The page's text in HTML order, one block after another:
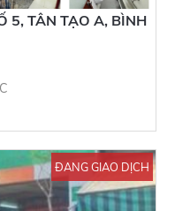
5, TÂN TẠO A, BÌNH
ĐANG GIAO DỊCH